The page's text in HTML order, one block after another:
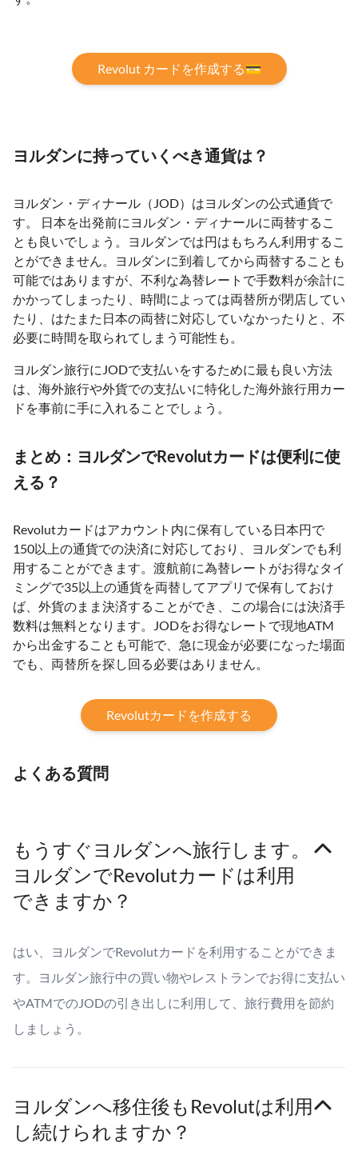
Revolut カードを作成する💳
ヨルダンに持っていくべき通貨は？
ヨルダン・ディナール（JOD）はヨルダンの公式通貨で
す。 日本を出発前にヨルダン・ディナールに両替するこ
とも良いでしょう。ヨルダンでは円はもちろん利用するこ
とができません。ヨルダンに到着してから両替することも
可能ではありますが、不利な為替レートで手数料が余計に
かかってしまったり、時間によっては両替所が閉店してい
たり、はたまた日本の両替に対応していなかったりと、不
必要に時間を取られてしまう可能性も。
ヨルダン旅行にJODで支払いをするために最も良い方法
は、海外旅行や外貨での支払いに特化した海外旅行用カー
ドを事前に手に入れることでしょう。
まとめ：ヨルダンでRevolutカードは便利に使
える？
Revolutカードはアカウント内に保有している日本円で
150以上の通貨での決済に対応しており、ヨルダンでも利
用することができます。渡航前に為替レートがお得なタイ
ミングで35以上の通貨を両替してアプリで保有しておけ
ば、外貨のまま決済することができ、この場合には決済手
数料は無料となります。JODをお得なレートで現地ATM
から出金することも可能で、急に現金が必要になった場面
でも、両替所を探し回る必要はありません。
Revolutカードを作成する
よくある質問
もうすぐヨルダンへ旅行します。
ヨルダンでRevolutカードは利用
できますか？
はい、ヨルダンでRevolutカードを利用することができま
す。ヨルダン旅行中の買い物やレストランでお得に支払い
やATMでのJODの引き出しに利用して、旅行費用を節約
しましょう。
ヨルダンへ移住後もRevolutは利用
し続けられますか？